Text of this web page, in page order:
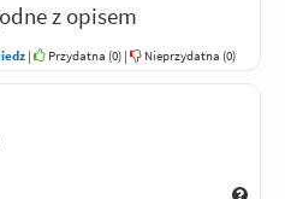
z opisem
| Przydatna (0) | Nieprzydatna (0)